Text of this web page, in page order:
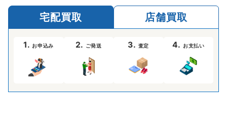
宅配買取 店舗買取
1.お申込み 2. ご発送 3. 査定 4. お支払い